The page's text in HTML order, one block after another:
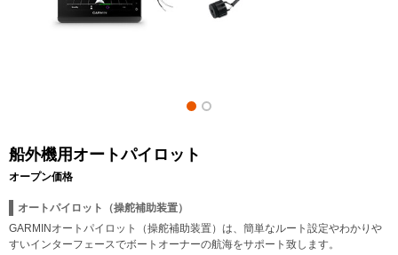
船外機用オートパイロット
オープン価格
オートパイロット（操舵補助装置）
GARMINオートパイロット（操舵補助装置）は、簡単なルート設定やわかりや
すいインターフェースでボートオーナーの航海をサポート致します。